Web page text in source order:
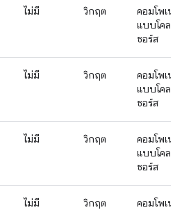
ไม่มี วิกฤต
คอมโพเน
แบบโคลส
ซอร์ส
ไม่มี วิกฤต
คอมโพเน
แบบโคลส
ซอร์ส
ไม่มี วิกฤต
คอมโพเน
แบบโคลส
ซอร์ส
ไม่มี วิกฤต
คอมโพเน